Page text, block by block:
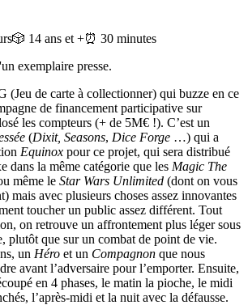
🎲 14 ans et +⏰ 30 minutes
exemplaire presse.
(Jeu de carte à collectionner) qui buzze en ce
de financement participative sur
les compteurs (+ de 5M€ !). C’est un
(Dixit, Seasons, Dice Forge …) qui a
Equinox pour ce projet, qui sera distribué
dans la même catégorie que les Magic The
même le Star Wars Unlimited (dont on vous
mais avec plusieurs choses assez innovantes
toucher un public assez différent. Tout
on retrouve un affrontement plus léger sous
plutôt que sur un combat de point de vie.
un Héro et un Compagnon que nous
avant l’adversaire pour l’emporter. Ensuite,
en 4 phases, le matin la pioche, le midi
l’après-midi et la nuit avec la défausse.